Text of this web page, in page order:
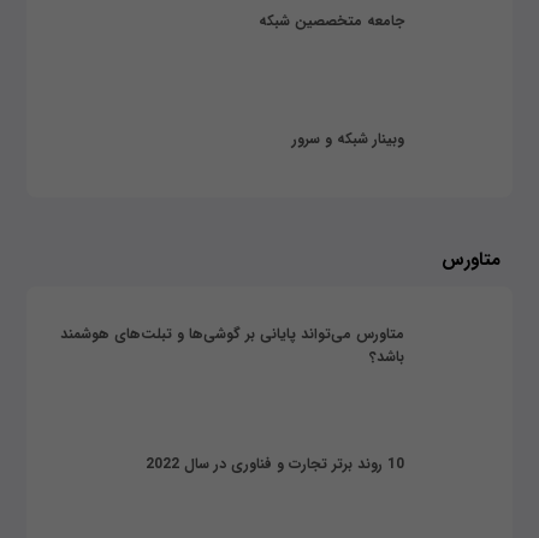
جامعه متخصصین شبکه
وبینار شبکه و سرور
متاورس
متاورس می‌تواند پایانی بر گوشی‌ها و تبلت‌های هوشمند
باشد؟
10 روند برتر تجارت و فناوری در سال 2022